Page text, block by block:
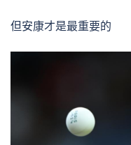
但安康才是最重要的